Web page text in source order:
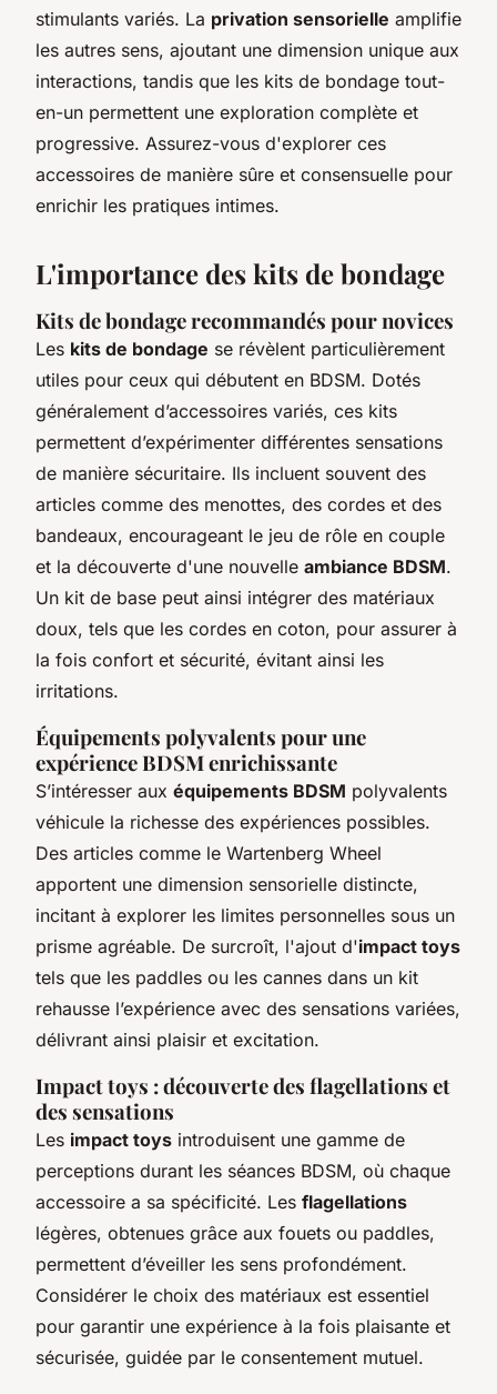
stimulants variés. La privation sensorielle amplifie
les autres sens, ajoutant une dimension unique aux
interactions, tandis que les kits de bondage tout-
en-un permettent une exploration complète et
progressive. Assurez-vous d'explorer ces
accessoires de manière sûre et consensuelle pour
enrichir les pratiques intimes.
L'importance des kits de bondage
Kits de bondage recommandés pour novices
Les kits de bondage se révèlent particulièrement
utiles pour ceux qui débutent en BDSM. Dotés
généralement d’accessoires variés, ces kits
permettent d’expérimenter différentes sensations
de manière sécuritaire. Ils incluent souvent des
articles comme des menottes, des cordes et des
bandeaux, encourageant le jeu de rôle en couple
et la découverte d'une nouvelle ambiance BDSM.
Un kit de base peut ainsi intégrer des matériaux
doux, tels que les cordes en coton, pour assurer à
la fois confort et sécurité, évitant ainsi les
irritations.
Équipements polyvalents pour une
expérience BDSM enrichissante
S’intéresser aux équipements BDSM polyvalents
véhicule la richesse des expériences possibles.
Des articles comme le Wartenberg Wheel
apportent une dimension sensorielle distincte,
incitant à explorer les limites personnelles sous un
prisme agréable. De surcroît, l'ajout d'impact toys
tels que les paddles ou les cannes dans un kit
rehausse l’expérience avec des sensations variées,
délivrant ainsi plaisir et excitation.
Impact toys : découverte des flagellations et
des sensations
Les impact toys introduisent une gamme de
perceptions durant les séances BDSM, où chaque
accessoire a sa spécificité. Les flagellations
légères, obtenues grâce aux fouets ou paddles,
permettent d’éveiller les sens profondément.
Considérer le choix des matériaux est essentiel
pour garantir une expérience à la fois plaisante et
sécurisée, guidée par le consentement mutuel.